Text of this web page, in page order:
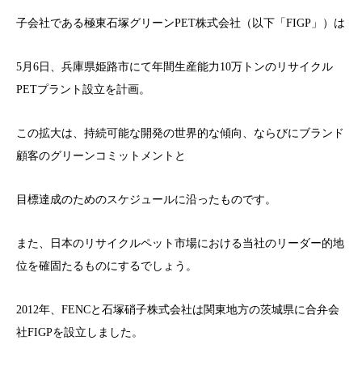
子会社である極東石塚グリーンPET株式会社（以下「FIGP」）は
5月6日、兵庫県姫路市にて年間生産能力10万トンのリサイクル
PETプラント設立を計画。
この拡大は、持続可能な開発の世界的な傾向、ならびにブランド
顧客のグリーンコミットメントと
目標達成のためのスケジュールに沿ったものです。
また、日本のリサイクルペット市場における当社のリーダー的地
位を確固たるものにするでしょう。
2012年、FENCと石塚硝子株式会社は関東地方の茨城県に合弁会
社FIGPを設立しました。